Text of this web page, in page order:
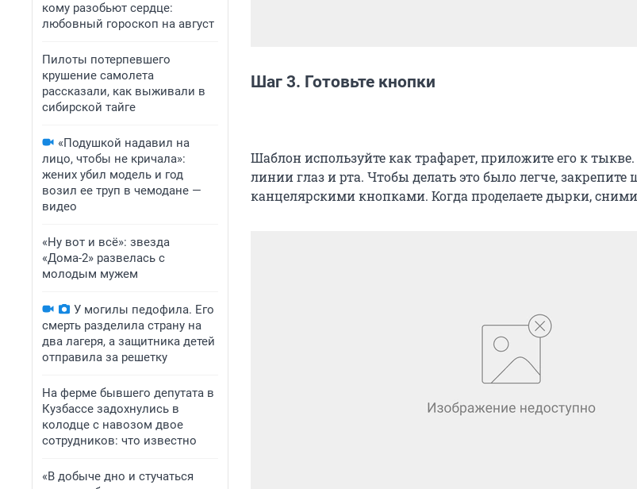
кому разобьют сердце:
любовный гороскоп на август
Пилоты потерпевшего
крушение самолета
рассказали, как выживали в
сибирской тайге
«Подушкой надавил на
лицо, чтобы не кричала»:
жених убил модель и год
возил ее труп в чемодане —
видео
«Ну вот и всё»: звезда
«Дома-2» развелась с
молодым мужем
У могилы педофила. Его
смерть разделила страну на
два лагеря, а защитника детей
отправила за решетку
На ферме бывшего депутата в
Кузбассе задохнулись в
колодце с навозом двое
сотрудников: что известно
«В добыче дно и стучаться
Шаг 3. Готовьте кнопки
Шаблон используйте как трафарет, приложите его к
линии глаз и рта. Чтобы делать это было легче, закрепите
канцелярскими кнопками. Когда проделаете дырки,